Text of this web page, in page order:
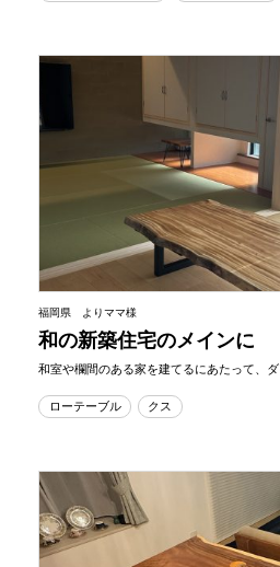
福岡県 よりママ様
和の新築住宅のメインに
和室や欄間のある家を建てるにあたって、
ローテーブル クス